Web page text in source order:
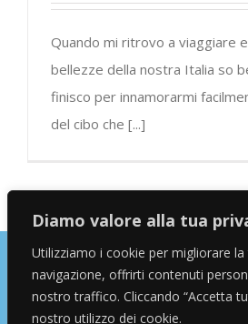
Diamo valore alla tua
Utilizziamo i cookie per migliorare la
navigazione, offrirti contenuti
nostro traffico. Cliccando “Accetta
nostro utilizzo dei cookie.
Quando mi ritrovo a viaggiare
bellezze della nostra Italia so
finisco per innamorarmi
del cibo che [...]
Copyright © 2026 Alessandro Marras |